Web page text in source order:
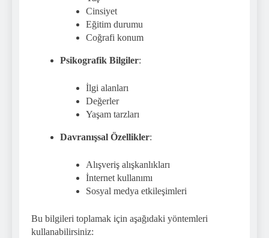
Cinsiyet
Eğitim durumu
Coğrafi konum
Psikografik Bilgiler:
İlgi alanları
Değerler
Yaşam tarzları
Davranışsal Özellikler:
Alışveriş alışkanlıkları
İnternet kullanımı
Sosyal medya etkileşimleri
Bu bilgileri toplamak için aşağıdaki yöntemleri
kullanabilirsiniz: